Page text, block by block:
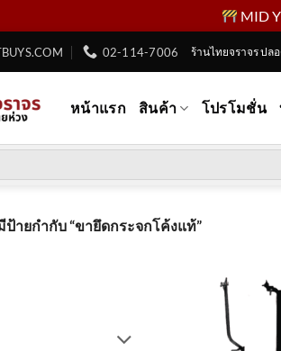
MID
02-114-7006 ร้านไทยจราจร ปล
หน้าแรก สินค้า โปรโมชั่น
ายกำกับ “ขายึดกระจกโค้งแท้”